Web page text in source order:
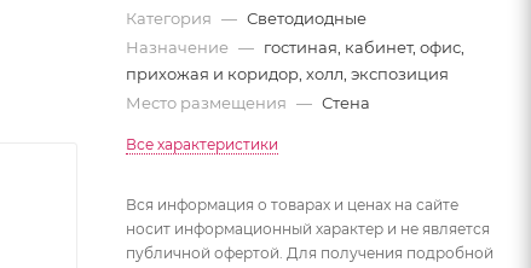
Категория — Светодиодные
Назначение — гостиная, кабинет, офис,
прихожая и коридор, холл, экспозиция
Место размещения — Стена
Все характеристики
Вся информация о товарах и ценах на сайте
носит информационный характер и не является
публичной офертой. Для получения подробной